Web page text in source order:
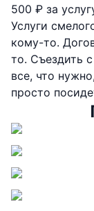
500 ₽ за
Услуги
кому-то.
то. Съездить
все, что
просто